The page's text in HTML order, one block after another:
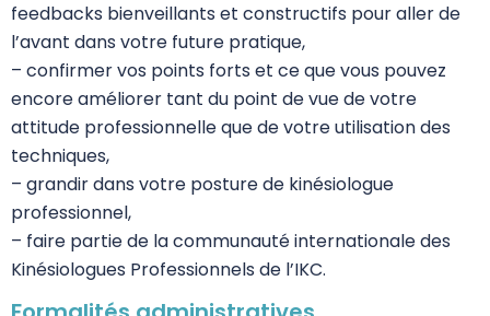
feedbacks bienveillants et constructifs pour aller de
l’avant dans votre future pratique,
– confirmer vos points forts et ce que vous pouvez
encore améliorer tant du point de vue de votre
attitude professionnelle que de votre utilisation des
techniques,
– grandir dans votre posture de kinésiologue
professionnel,
– faire partie de la communauté internationale des
Kinésiologues Professionnels de l’IKC.